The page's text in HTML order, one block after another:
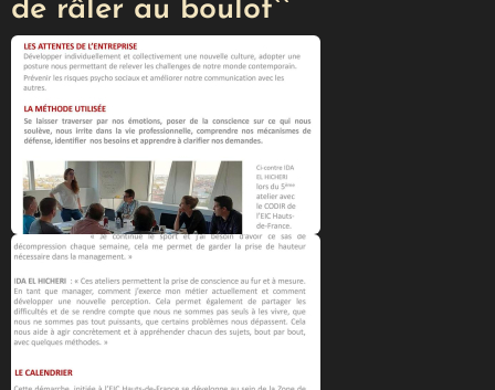
de râler au boulot``